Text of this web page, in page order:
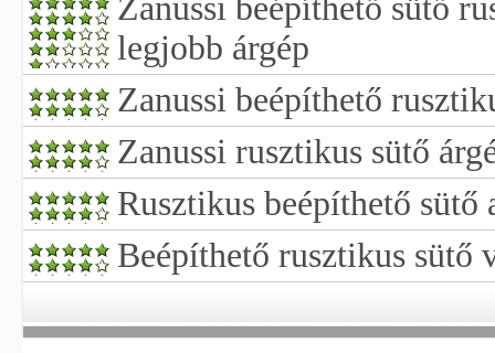
Zanussi beépíthető sütő
legjobb árgép
Zanussi beépíthető
Zanussi rusztikus sütő
Rusztikus beépíthető sütő
Beépíthető rusztikus sütő